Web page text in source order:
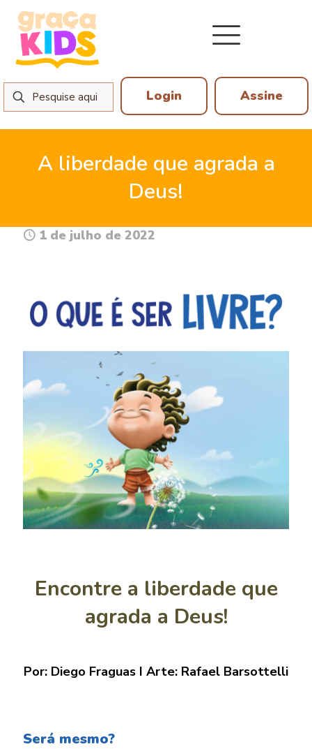
Login Assine
A liberdade que agrada a
Deus!
1 de julho de 2022
Encontre a liberdade que
agrada a Deus!
Por: Diego Fraguas I Arte: Rafael Barsottelli
Será mesmo?